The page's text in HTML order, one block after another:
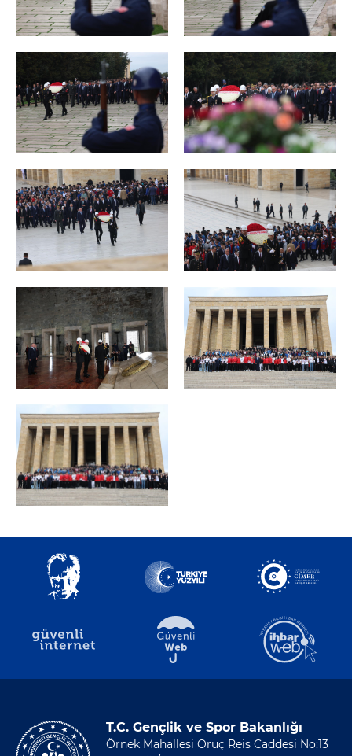
T.C. Gençlik ve Spor Bakanlığı
Örnek Mahallesi Oruç Reis Caddesi No:13